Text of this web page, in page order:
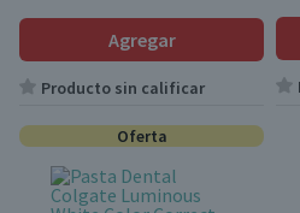
Agregar
Producto sin calificar
Oferta